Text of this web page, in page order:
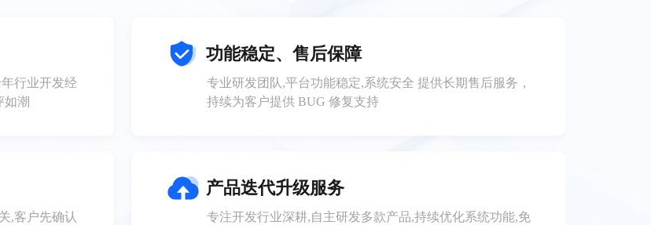
行业开发经
如潮
功能稳定、售后保障
专业研发团队,平台功能稳定,系统安全 提供长期售后服务，
持续为客户提供 BUG 修复支持
,客户先确认
产品迭代升级服务
专注开发行业深耕,自主研发多款产品,持续优化系统功能,免